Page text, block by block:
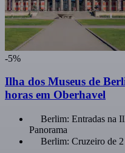
-5%
Ilha dos Museus de
horas em Oberhavel
Berlim: Entradas na
Panorama
Berlim: Cruzeiro de